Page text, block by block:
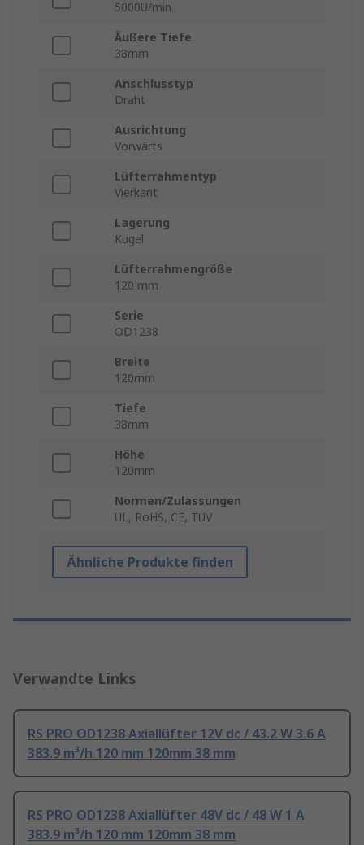
5000U/min
Äußere Tiefe
38mm
Anschlusstyp
Draht
Ausrichtung
Vorwärts
Lüfterrahmentyp
Vierkant
Lagerung
Kugel
Lüfterrahmengröße
120 mm
Serie
OD1238
Breite
120mm
Tiefe
38mm
Höhe
120mm
Normen/Zulassungen
UL, RoHS, CE, TUV
Ähnliche Produkte finden
Verwandte Links
RS PRO OD1238 Axiallüfter 12V dc / 43.2 W 3.6 A
383.9 m³/h 120 mm 120mm 38 mm
RS PRO OD1238 Axiallüfter 48V dc / 48 W 1 A
383.9 m³/h 120 mm 120mm 38 mm